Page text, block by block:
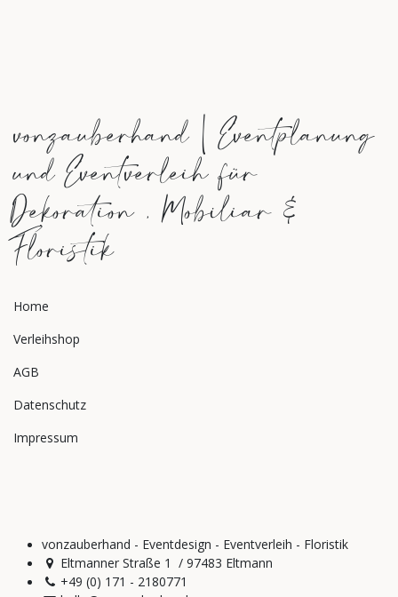
vonzauberhand | Eventplanung
und Eventverleih für
Dekoration , Mobiliar &
Floristik
Home
Verleihshop
AGB
Datenschutz
Impressum
vonzauberhand - Eventdesign - Eventverleih - Floristik
Eltmanner Straße 1 / 97483 Eltmann
+49 (0) 171 - 2180771